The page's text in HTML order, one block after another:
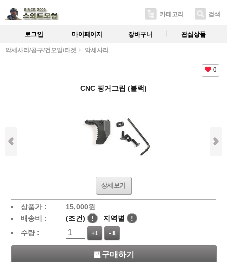
카테고리 검색
로그인 마이페이지 장바구니 관심상품
악세사리/공구/건오일/타겟 악세사리
0
CNC 핑거그립 (블랙)
상세보기
상품가 : 15,000원
배송비 :
(조건) ! 지역별
!
수량 :
+1 -1
구매하기